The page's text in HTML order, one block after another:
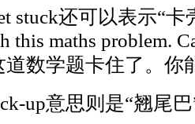
stuck还可以表示“卡
this maths problem.
道数学题卡住了。
up意思则是“翘尾